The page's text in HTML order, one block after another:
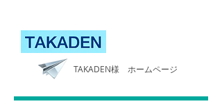
​TAKADEN様 ホームページ